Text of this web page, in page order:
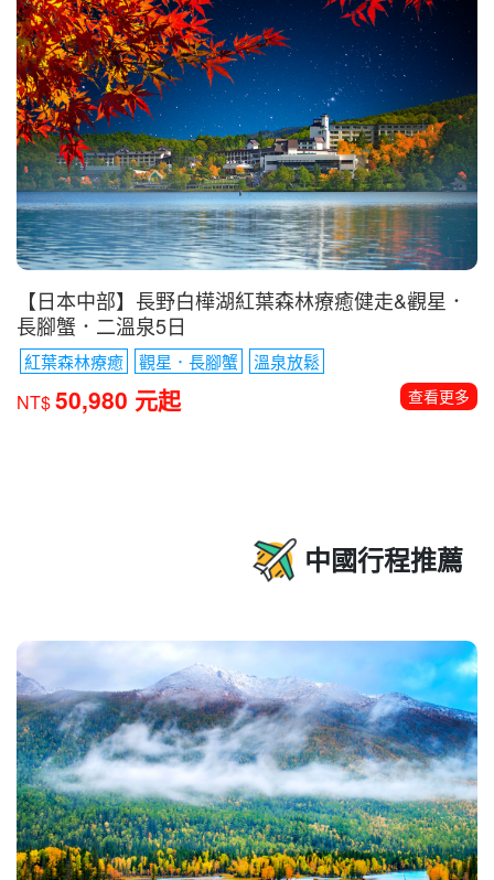
【日本中部】長野白樺湖紅葉森林療癒健走&觀星．
長腳蟹．二溫泉5日
紅葉森林療癒 觀星．長腳蟹 溫泉放鬆
NT$50,980 元起 查看更多
中國行程推薦